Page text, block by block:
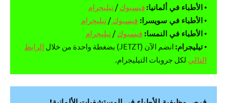
•الأطباء في ألمانيا: فيسبوك / تيليجرام
•الأطباء في سويسرا: فيسبوك / تيليجرام
•الأطباء في النمسا: فيسبوك / تيليجرام
•تيليجرام: انضم الآن (JETZT) بضغطة واحدة من خلال
الرابط
التالي لكل جروبات التيليجرام.